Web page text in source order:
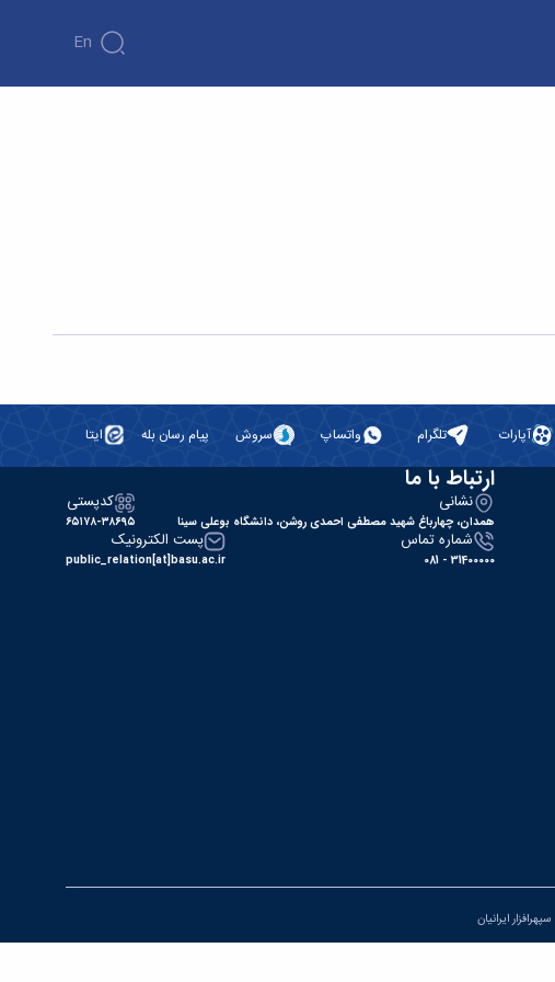
En
آپارات تلگرام واتساپ سروش پیام رسان بله ایتا
ارتباط با ما
نشانی
همدان، چهارباغ شهید مصطفی احمدی روشن، دانشگاه بوعلی سینا
کدپستی
۶۵۱۷۸-۳۸۶۹۵
شماره تماس
31400000 - 081
پست الکترونیک
public_relation[at]basu.ac.ir
سپهرافزار ایرانیان